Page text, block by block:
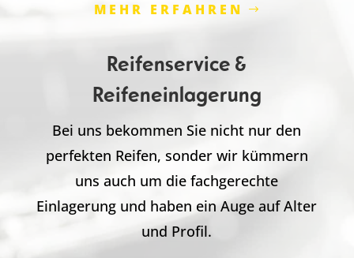
MEHR ERFAHREN
Reifenservice &
Reifeneinlagerung
Bei uns bekommen Sie nicht nur den
perfekten Reifen, sonder wir kümmern
uns auch um die fachgerechte
Einlagerung und haben ein Auge auf Alter
und Profil.